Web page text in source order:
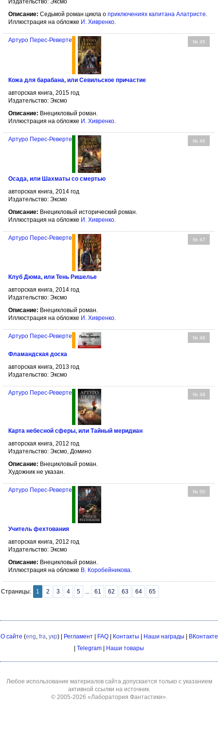
Издательство: Эксмо
Описание: Седьмой роман цикла о приключениях капитана Алатристе.
Иллюстрация на обложке И. Хивренко.
№ 45
Артуро Перес-Реверте
Кожа для барабана, или Севильское причастие
авторская книга, 2015 год
Издательство: Эксмо
Описание: Внецикловый роман.
Иллюстрация на обложке И. Хивренко
№ 46
Артуро Перес-Реверте
Осада, или Шахматы со смертью
авторская книга, 2014 год
Издательство: Эксмо
Описание: Внецикловый исторический роман.
Иллюстрация на обложке И. Хивренко.
№ 47
Артуро Перес-Реверте
Клуб Дюма, или Тень Ришелье
авторская книга, 2014 год
Издательство: Эксмо
Описание: Внецикловый роман.
Иллюстрация на обложке И. Хивренко.
№ 48
Артуро Перес-Реверте
Фламандская доска
авторская книга, 2013 год
Издательство: Эксмо
№ 49
Артуро Перес-Реверте
Карта небесной сферы, или Тайный меридиан
авторская книга, 2012 год
Издательство: Эксмо, Домино
Описание: Внецикловый роман.
Художник не указан.
№ 50
Артуро Перес-Реверте
Учитель фехтования
авторская книга, 2012 год
Издательство: Эксмо
Описание: Внецикловый роман.
Иллюстрация на обложке В. Коробейникова
Страницы: 1 2 3 4 5 61 62 63 64 65
О сайте (eng fra укр) | Регламент| FAQ| Контакты | Наши награды | ВКонтакте
| Telegram | Наши товары
Любое использование материалов сайта допускается только с указанием
активной ссылки на источник.
© 2005-2026 «Лаборатория Фантастики»